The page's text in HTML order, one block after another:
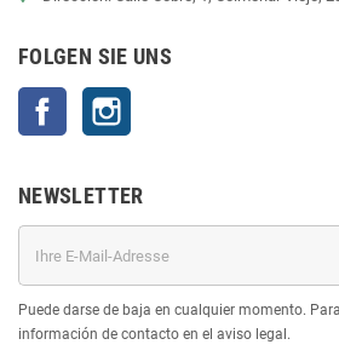
FOLGEN SIE UNS
Facebook
NEWSLETTER
Puede darse de baja en cualquier momento.
información de contacto en el aviso legal.